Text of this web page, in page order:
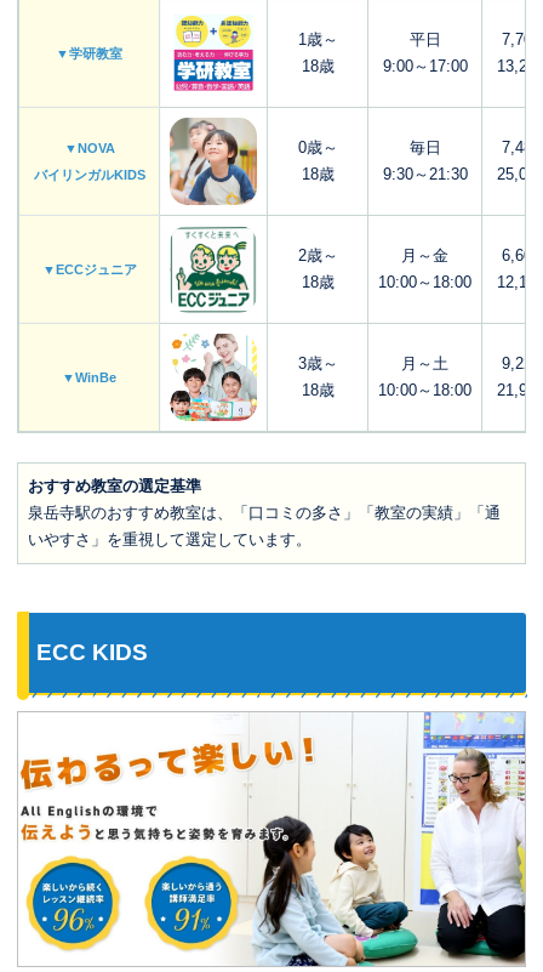
▼学研教室
1歳～
18歳
平日
9:00～17:00
▼NOVA
バイリンガルKIDS
0歳～
18歳
毎日
9:30～21:30
▼ECCジュニア
2歳～
18歳
月～金
10:00～18:00
▼WinBe
3歳～
18歳
月～土
10:00～18:00
おすすめ教室の選定基準
泉岳寺駅のおすすめ教室は、「口コミの多さ」「教室の実績」「通
いやすさ」を重視して選定しています。
ECC KIDS